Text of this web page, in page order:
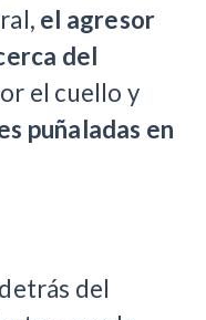
el agresor
del
el cuello y
puñaladas en
del